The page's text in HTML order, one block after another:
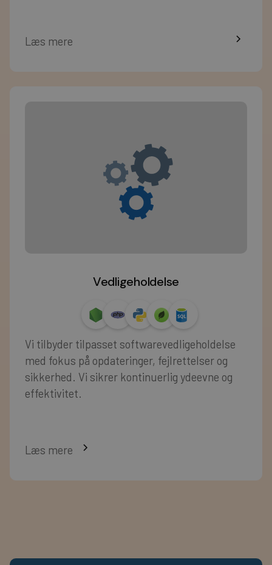
Læs mere
Vedligeholdelse
Vi tilbyder tilpasset softwarevedligeholdelse
med fokus på opdateringer, fejlrettelser og
sikkerhed. Vi sikrer kontinuerlig ydeevne og
effektivitet.
Læs mere